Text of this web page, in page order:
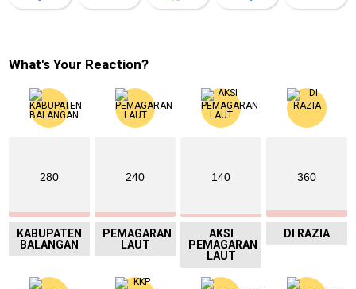
What's Your Reaction?
280
KABUPATEN
BALANGAN
240
PEMAGARAN
LAUT
140
AKSI
PEMAGARAN
LAUT
360
DI RAZIA